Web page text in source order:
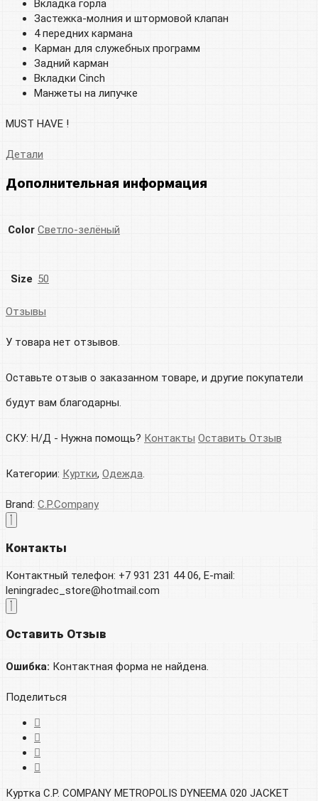
Вкладка горла
Застежка-молния и штормовой клапан
4 передних кармана
Карман для служебных программ
Задний карман
Вкладки Cinch
Манжеты на липучке
MUST HAVE !
Детали
Дополнительная информация
Color Светло-зелёный
Size 50
Отзывы
У товара нет отзывов.
Оставьте отзыв о заказанном товаре, и другие покупатели
будут вам благодарны.
СКУ: Н/Д - Нужна помощь? Контакты Оставить Отзыв
Категории: Куртки, Одежда.
Brand: C.P.Company
Контакты
Контактный телефон: +7 931 231 44 06, E-mail:
leningradec_store@hotmail.com
Оставить Отзыв
Ошибка: Контактная форма не найдена.
Поделиться
Куртка C.P. COMPANY METROPOLIS DYNEEMA 020 JACKET